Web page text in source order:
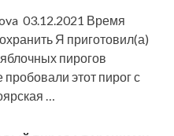
03.12.2021 Время
Я приготовил(а)
пирогов
этот пирог с
…